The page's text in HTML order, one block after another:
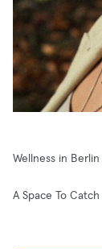
Wellness in Berlin
A Space To